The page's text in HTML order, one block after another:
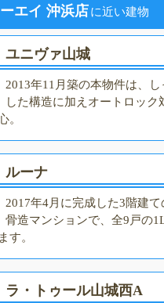
エイ 沖浜店に近い建物
ユニヴァ山城
2013年11月築の本物件は、し
した構造に加えオートロック
。
ルーナ
2017年4月に完成した3階建て
骨造マンションで、全9戸の
す。
ラ・トゥール山城西A